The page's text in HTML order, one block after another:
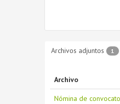
Archivos adjuntos 1
Archivo
Nómina de